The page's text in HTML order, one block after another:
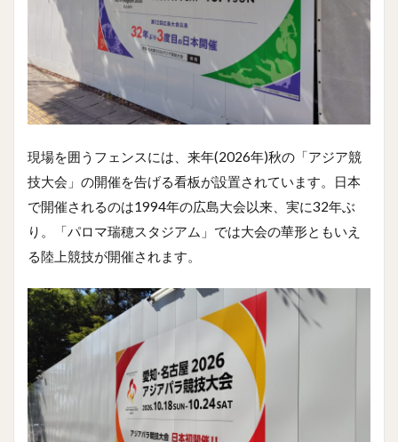
現場を囲うフェンスには、来年(2026年)秋の「アジア競
技大会」の開催を告げる看板が設置されています。日本
で開催されるのは1994年の広島大会以来、実に32年ぶ
り。「パロマ瑞穂スタジアム」では大会の華形ともいえ
る陸上競技が開催されます。